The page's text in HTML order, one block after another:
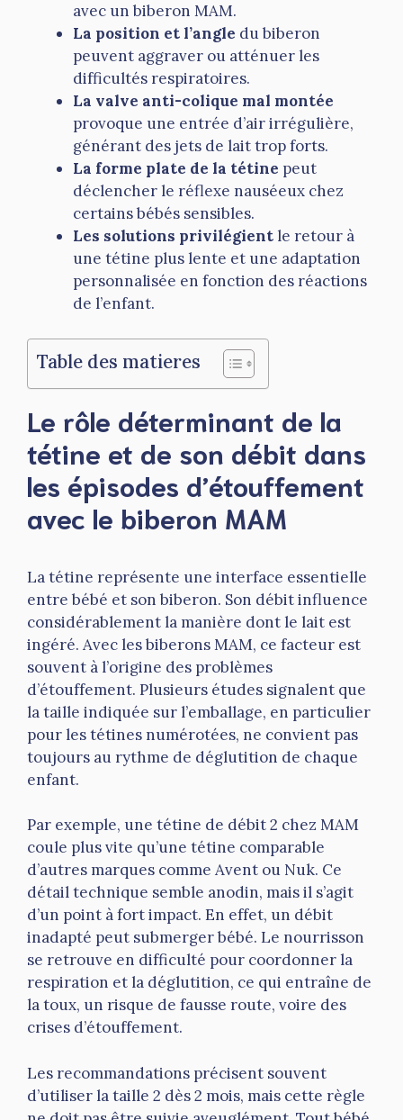
avec un biberon MAM.
La position et l’angle du biberon
peuvent aggraver ou atténuer les
difficultés respiratoires.
La valve anti-colique mal montée
provoque une entrée d’air irrégulière,
générant des jets de lait trop forts.
La forme plate de la tétine peut
déclencher le réflexe nauséeux chez
certains bébés sensibles.
Les solutions privilégientle retour à
une tétine plus lente et une adaptation
personnalisée en fonction des réactions
de l’enfant.
Table des matieres
Le rôle déterminant de la
tétine et de son débit dans
les épisodes d’étouffement
avec le biberon MAM
La tétine représente une interface essentielle
entre bébé et son biberon. Son débit influence
considérablement la manière dont le lait est
ingéré. Avec les biberons MAM, ce facteur est
souvent à l’origine des problèmes
d’étouffement. Plusieurs études signalent que
la taille indiquée sur l’emballage, en particulier
pour les tétines numérotées, ne convient pas
toujours au rythme de déglutition de chaque
enfant.
Par exemple, une tétine de débit 2 chez MAM
coule plus vite qu’une tétine comparable
d’autres marques comme Avent ou Nuk. Ce
détail technique semble anodin, mais il s’agit
d’un point à fort impact. En effet, un débit
inadapté peut submerger bébé. Le nourrisson
se retrouve en difficulté pour coordonner la
respiration et la déglutition, ce qui entraîne de
la toux, un risque de fausse route, voire des
crises d’étouffement.
Les recommandations précisent souvent
d’utiliser la taille 2 dès 2 mois, mais cette règle